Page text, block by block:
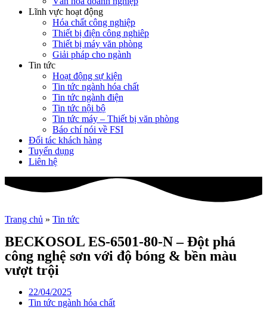
Lĩnh vực hoạt động
Hóa chất công nghiệp
Thiết bị điện công nghiêp
Thiết bị máy văn phòng
Giải pháp cho ngành
Tin tức
Hoạt động sự kiện
Tin tức ngành hóa chất
Tin tức ngành điện
Tin tức nội bộ
Tin tức máy – Thiết bị văn phòng
Báo chí nói về FSI
Đối tác khách hàng
Tuyển dụng
Liên hệ
Trang chủ » Tin tức
BECKOSOL ES-6501-80-N – Đột phá
công nghệ sơn với độ bóng & bền màu
vượt trội
22/04/2025
Tin tức ngành hóa chất